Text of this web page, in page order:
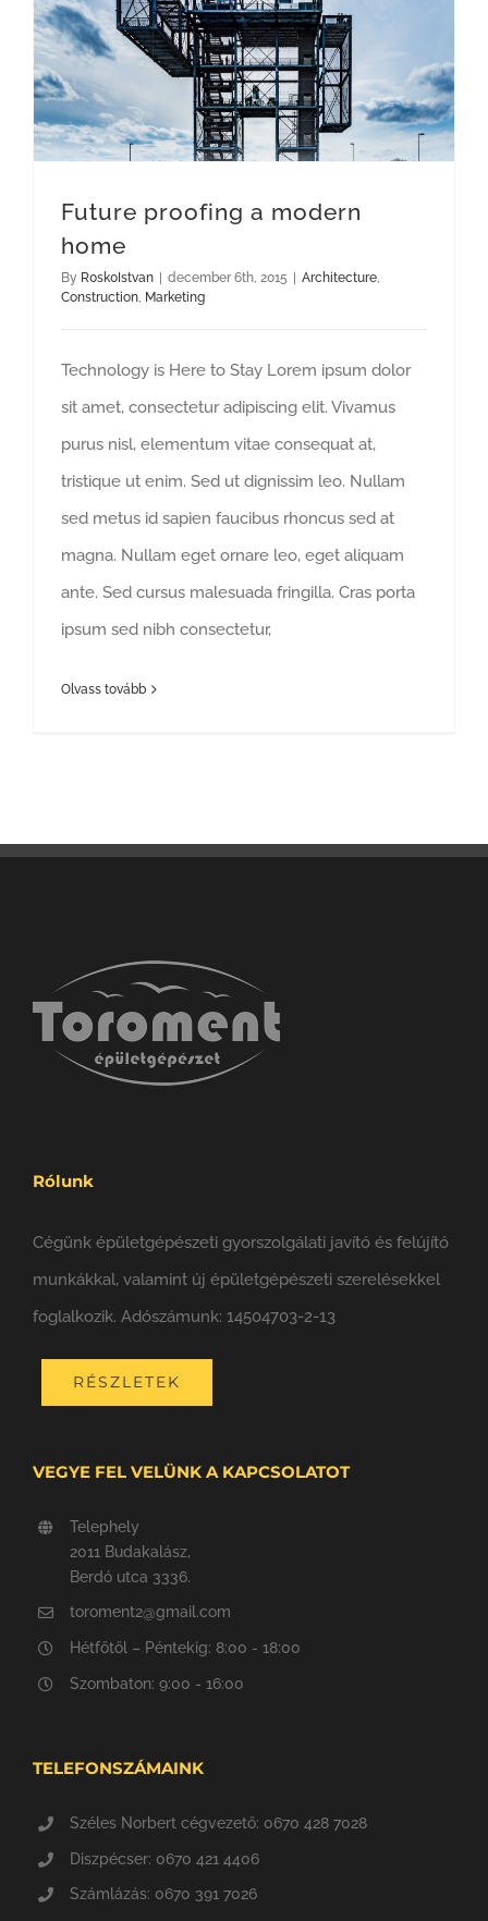
Future proofing a modern
home
By R0sk0Istvan | december 6th, 2015 | Architecture
Construction Marketing
Technology is Here to Stay Lorem ipsum dolor
sit amet, consectetur adipiscing elit. Vivamus
purus nisl, elementum vitae consequat at,
tristique ut enim. Sed ut dignissim leo. Nullam
sed metus id sapien faucibus rhoncus sed at
magna. Nullam eget ornare leo, eget aliquam
ante. Sed cursus malesuada fringilla. Cras porta
ipsum sed nibh consectetur,
Olvass tovább
Rólunk
Cégünk épületgépészeti gyorszolgálati javító és felújító
munkákkal, valamint új épületgépészeti szerelésekkel
foglalkozik. Adószámunk: 14504703-2-13
RÉSZLETEK
VEGYE FEL VELÜNK A KAPCSOLATOT
Telephely
2011 Budakalász,
Berdó utca 3336.
toroment2@gmail.com
Hétfőtől – Péntekig: 8:00 - 18:00
Szombaton: 9:00 - 16:00
TELEFONSZÁMAINK
Széles Norbert cégvezető: 0670 428 7028
Diszpécser: 0670 421 4406
Számlázás: 0670 391 7026